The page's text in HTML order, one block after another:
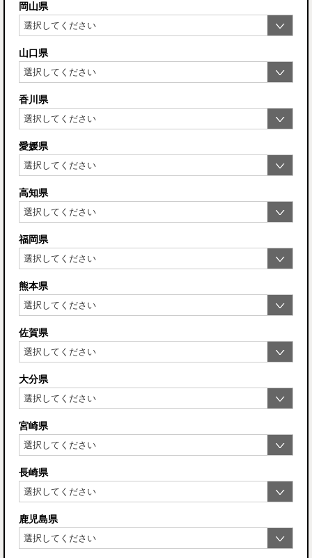
岡山県
山口県
香川県
愛媛県
高知県
福岡県
熊本県
佐賀県
大分県
宮崎県
長崎県
鹿児島県